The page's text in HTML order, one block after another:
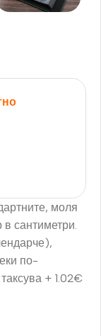
моля
сантиметри.
по-
+ 1.02€